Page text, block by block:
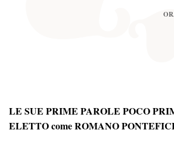
LE SUE PRIME PAROLE POCO
ELETTO come ROMANO